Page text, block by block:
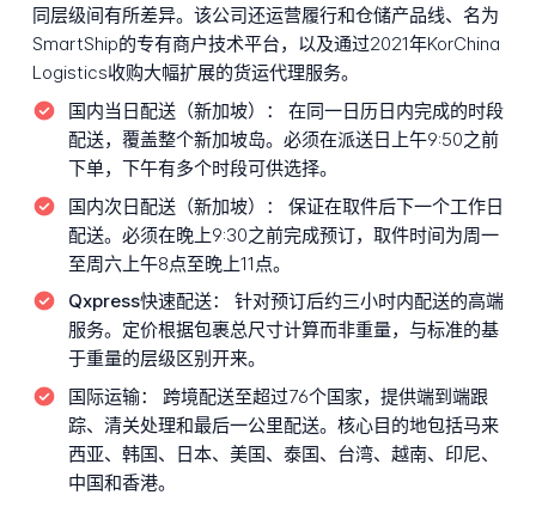
同层级间有所差异。该公司还运营履行和仓储产品线、名为
SmartShip的专有商户技术平台，以及通过2021年KorChina
Logistics收购大幅扩展的货运代理服务。
国内当日配送（新加坡）：
在同一日历日内完成的时段
配送，覆盖整个新加坡岛。必须在派送日上午9:50之前
下单，下午有多个时段可供选择。
国内次日配送（新加坡）：
保证在取件后下一个工作日
配送。必须在晚上9:30之前完成预订，取件时间为周一
至周六上午8点至晚上11点。
Qxpress快速配送：
针对预订后约三小时内配送的高端
服务。定价根据包裹总尺寸计算而非重量，与标准的基
于重量的层级区别开来。
国际运输：
跨境配送至超过76个国家，提供端到端跟
踪、清关处理和最后一公里配送。核心目的地包括马来
西亚、韩国、日本、美国、泰国、台湾、越南、印尼、
中国和香港。